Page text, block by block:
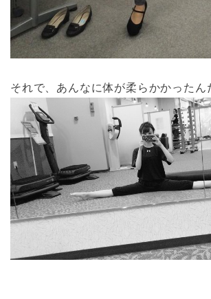
それで、あんなに体が柔らかかったん